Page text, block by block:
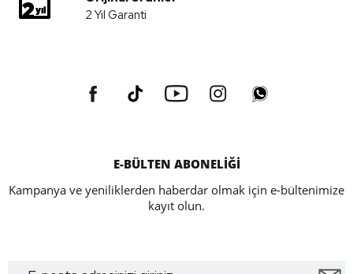
2 Yıl Garanti
E-BÜLTEN ABONELİĞİ
Kampanya ve yeniliklerden haberdar olmak için e-bültenimize
kayıt olun.